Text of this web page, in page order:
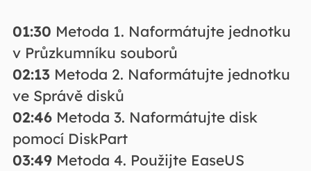
01:30 Metoda 1. Naformátujte jednotku
v Průzkumníku souborů
02:13Metoda 2. Naformátujte jednotku
ve Správě disků
02:46Metoda 3. Naformátujte disk
pomocí DiskPart
03:49Metoda 4. Použijte EaseUS